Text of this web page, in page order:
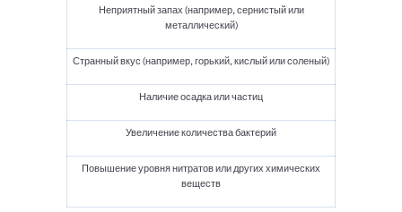
Неприятный запах (например, сернистый или
металлический)
Странный вкус (например, горький, кислый или соленый)
Наличие осадка или частиц
Увеличение количества бактерий
Повышение уровня нитратов или других химических
веществ